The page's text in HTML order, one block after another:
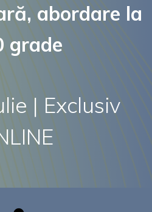
abordare la
grade
| Exclusiv